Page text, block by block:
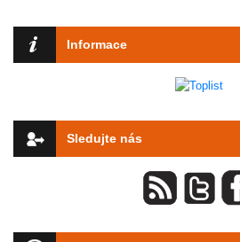
Informace
Sledujte nás